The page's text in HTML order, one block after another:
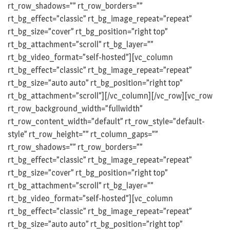
rt_row_shadows=”” rt_row_borders=””
rt_bg_effect=”classic” rt_bg_image_repeat=”repeat”
rt_bg_size=”cover” rt_bg_position=”right top”
rt_bg_attachment=”scroll” rt_bg_layer=””
rt_bg_video_format=”self-hosted”][vc_column
rt_bg_effect=”classic” rt_bg_image_repeat=”repeat”
rt_bg_size=”auto auto” rt_bg_position=”right top”
rt_bg_attachment=”scroll”][/vc_column][/vc_row][vc_row
rt_row_background_width=”fullwidth”
rt_row_content_width=”default” rt_row_style=”default-
style” rt_row_height=”” rt_column_gaps=””
rt_row_shadows=”” rt_row_borders=””
rt_bg_effect=”classic” rt_bg_image_repeat=”repeat”
rt_bg_size=”cover” rt_bg_position=”right top”
rt_bg_attachment=”scroll” rt_bg_layer=””
rt_bg_video_format=”self-hosted”][vc_column
rt_bg_effect=”classic” rt_bg_image_repeat=”repeat”
rt_bg_size=”auto auto” rt_bg_position=”right top”